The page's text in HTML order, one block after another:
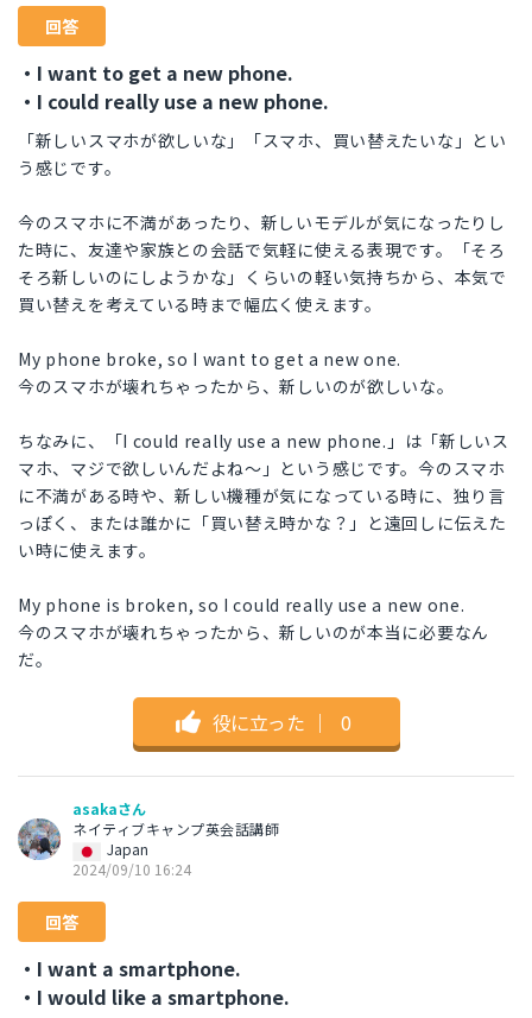
回答
・I want to get a new phone.
・I could really use a new phone.
「新しいスマホが欲しいな」「スマホ、買い替えたいな」とい
う感じです。
今のスマホに不満があったり、新しいモデルが気になったりし
た時に、友達や家族との会話で気軽に使える表現です。「そろ
そろ新しいのにしようかな」くらいの軽い気持ちから、本気で
買い替えを考えている時まで幅広く使えます。
My phone broke, so I want to get a new one.
今のスマホが壊れちゃったから、新しいのが欲しいな。
ちなみに、「I could really use a new phone.」は「新しいス
マホ、マジで欲しいんだよね〜」という感じです。今のスマホ
に不満がある時や、新しい機種が気になっている時に、独り言
っぽく、または誰かに「買い替え時かな？」と遠回しに伝えた
い時に使えます。
My phone is broken, so I could really use a new one.
今のスマホが壊れちゃったから、新しいのが本当に必要なん
だ。
役に立った ｜ 0
asakaさん
ネイティブキャンプ英会話講師
Japan
2024/09/10 16:24
回答
・I want a smartphone.
・I would like a smartphone.